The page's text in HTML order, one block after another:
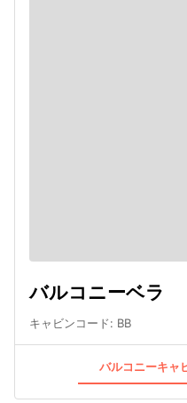
バルコニーベラ
キャビンコード: BB
バルコニーキャ